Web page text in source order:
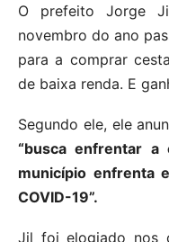
O prefeito Jorge
novembro do ano
para a comprar
de baixa renda. E
Segundo ele, ele
“busca enfrentar
município enfrenta
COVID-19”.
Jil foi elogiado nos